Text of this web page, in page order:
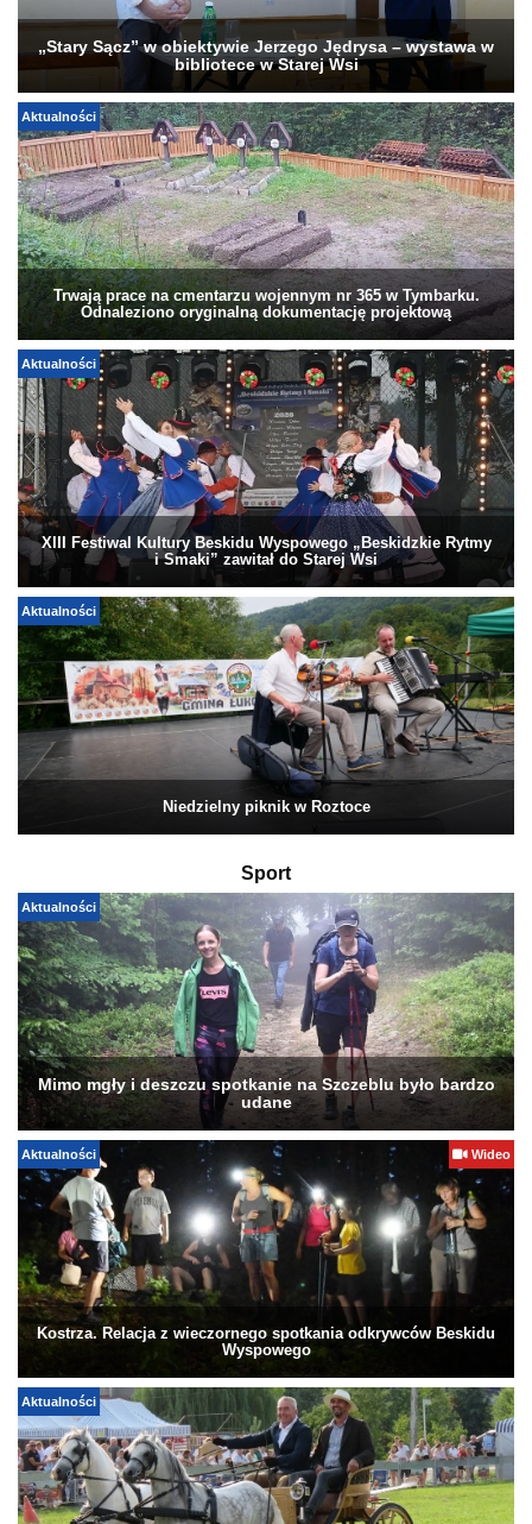
„Stary Sącz” w obiektywie Jerzego Jędrysa – wystawa w
bibliotece w Starej Wsi
Aktualności
Trwają prace na cmentarzu wojennym nr 365 w Tymbarku.
Odnaleziono oryginalną dokumentację projektową
Aktualności
XIII Festiwal Kultury Beskidu Wyspowego „Beskidzkie Rytmy
i Smaki” zawitał do Starej Wsi
Aktualności
Niedzielny piknik w Roztoce
Sport
Aktualności
Mimo mgły i deszczu spotkanie na Szczeblu było bardzo
udane
Aktualności Wideo
Kostrza. Relacja z wieczornego spotkania odkrywców Beskidu
Wyspowego
Aktualności